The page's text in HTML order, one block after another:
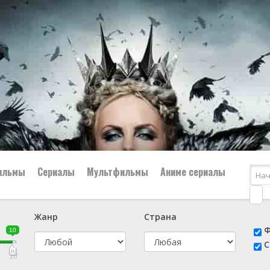
👨‍✈️ Военный
🕵️‍♂️ Детектив
Сериалы Мультфильмы Аниме сериалы
10
10
Жанр
Страна